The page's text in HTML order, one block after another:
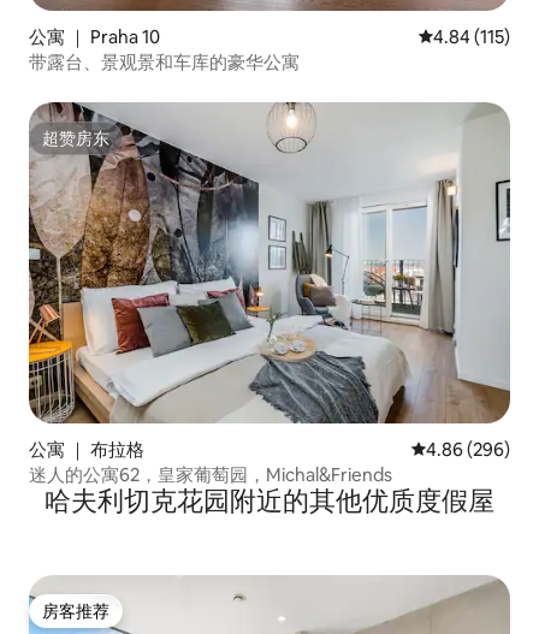
公寓 ｜ Praha 10 平均评分 4.84
4.84 (115)
带露台、景观景和车库的豪华公寓
超赞房东
超赞房东
公寓 ｜ 布拉格 平均评分 4.86
4.86 (296)
迷人的公寓62，皇家葡萄园，Michal&Friends
哈夫利切克花园附近的其他优质度假屋
房客推荐
房客推荐